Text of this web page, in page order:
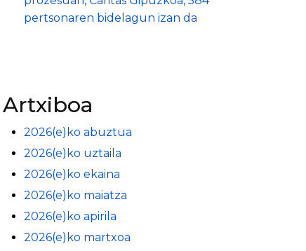
pertsonaren bidelagun izan da
Artxiboa
2026(e)ko abuztua
2026(e)ko uztaila
2026(e)ko ekaina
2026(e)ko maiatza
2026(e)ko apirila
2026(e)ko martxoa